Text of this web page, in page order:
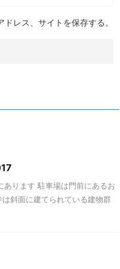
レス、サイトを保存する。
ります 駐車場は門前にあるお
斜面に建てられている建物群